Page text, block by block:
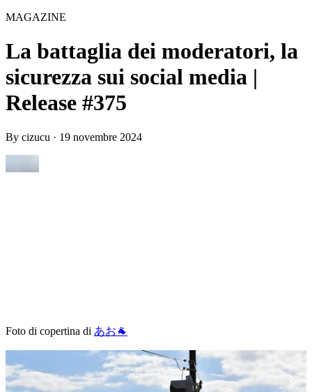
MAGAZINE
La battaglia dei moderatori, la
sicurezza sui social media |
Release #375
By cizucu · 19 novembre 2024
Foto di copertina di あお🐐